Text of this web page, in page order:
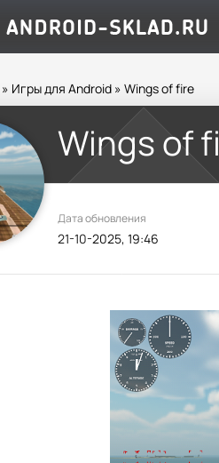
» Игры для Android » Wings of fire
Wings of
Дата обновления
21-10-2025, 19:46